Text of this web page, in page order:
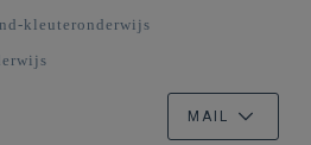
kleuteronderwijs
MAIL